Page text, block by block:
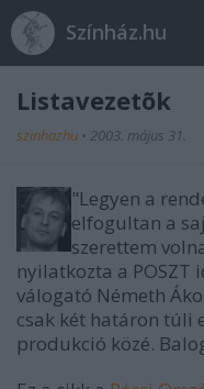
Színház.hu
Listavezetõk
szinhazhu • 2003. május 31.
"Legyen a
elfogultan a
szerettem
nyilatkozta a
válogató Németh
csak két határon túli
produkció közé.